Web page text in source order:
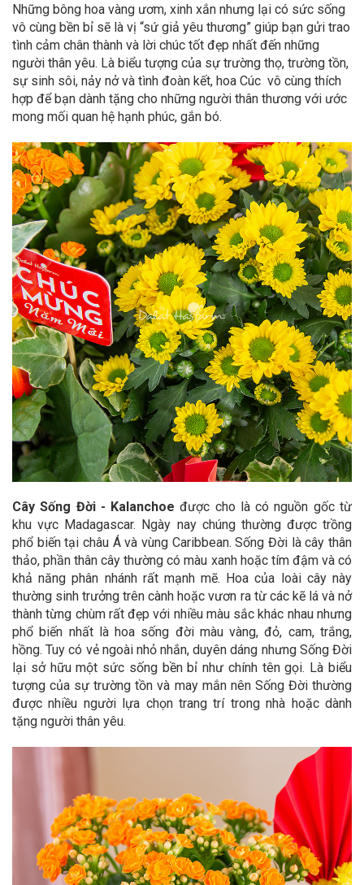
Những bông hoa vàng ươm, xinh xắn nhưng lại có sức sống
vô cùng bền bỉ sẽ là vị “sứ giả yêu thương” giúp bạn gửi trao
tình cảm chân thành và lời chúc tốt đẹp nhất đến những
người thân yêu. Là biểu tượng của sự trường thọ, trường tồn,
sự sinh sôi, nảy nở và tình đoàn kết, hoa Cúc vô cùng thích
hợp để bạn dành tặng cho những người thân thương với ước
mong mối quan hệ hạnh phúc, gắn bó.
Cây Sống Đời - Kalanchoe được cho là có nguồn gốc từ
khu vực Madagascar. Ngày nay chúng thường được trồng
phổ biến tại châu Á và vùng Caribbean. Sống Đời là cây thân
thảo, phần thân cây thường có màu xanh hoặc tím đậm và có
khả năng phân nhánh rất mạnh mẽ. Hoa của loài cây này
thường sinh trưởng trên cành hoặc vươn ra từ các kẽ lá và nở
thành từng chùm rất đẹp với nhiều màu sắc khác nhau nhưng
phổ biến nhất là hoa sống đời màu vàng, đỏ, cam, trắng,
hồng. Tuy có vẻ ngoài nhỏ nhắn, duyên dáng nhưng Sống Đời
lại sở hữu một sức sống bền bỉ như chính tên gọi. Là biểu
tượng của sự trường tồn và may mắn nên Sống Đời thường
được nhiều người lựa chọn trang trí trong nhà hoặc dành
tặng người thân yêu.